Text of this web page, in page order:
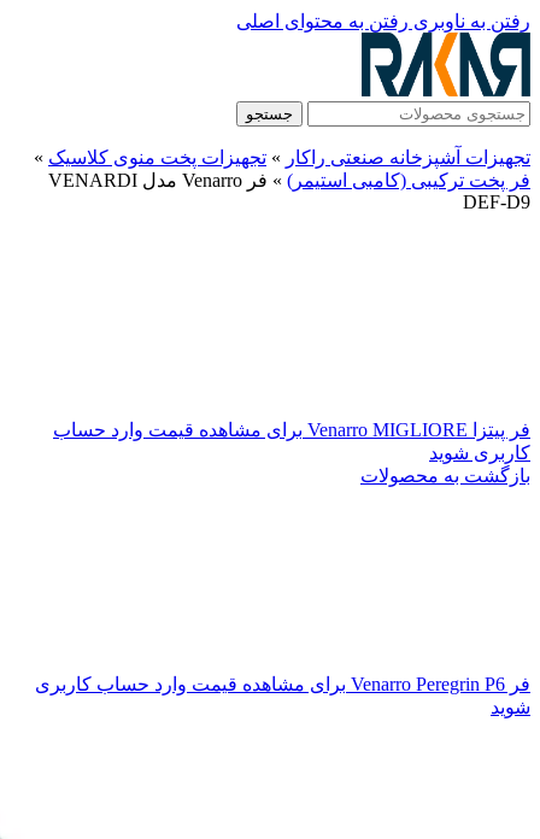
رفتن به ناوبری رفتن به محتوای اصلی
جستجو
تجهیزات آشپزخانه صنعتی راکار » تجهیزات پخت منوی کلاسیک »
فر پخت ترکیبی (کامبی استیمر) »
فر Venarro مدل VENARDI
DEF-D9
فر پیتزا Venarro MIGLIORE
برای مشاهده قیمت وارد حساب
کاربری شوید
بازگشت به محصولات
فر Venarro Peregrin P6
برای مشاهده قیمت وارد حساب کاربری
شوید